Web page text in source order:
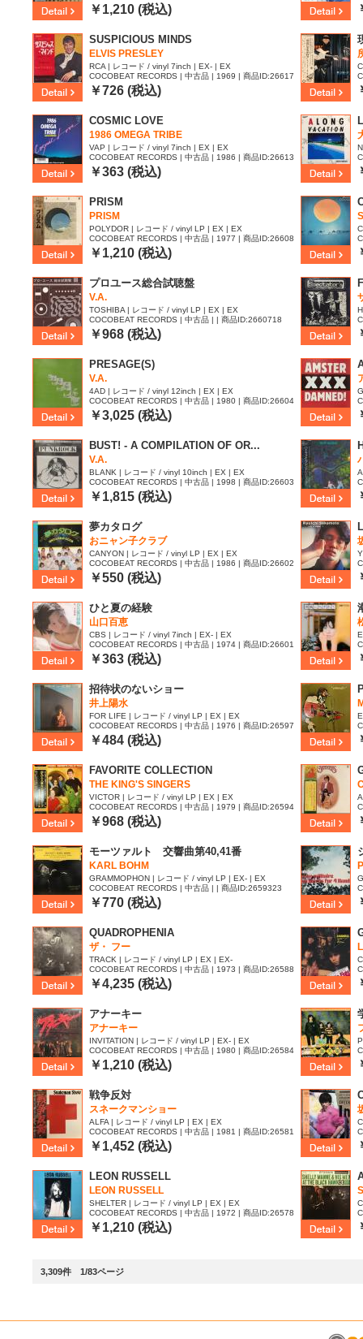
86
￥1,210 (税込)
SUSPICIOUS MINDS
ELVIS PRESLEY
RCA | レコード / vinyl 7inch | EX- | EX
COCOBEAT RECORDS | 中古品 | 1969 | 商品ID:26617
77
￥726 (税込)
COSMIC LOVE
1986 OMEGA TRIBE
VAP | レコード / vinyl 7inch | EX | EX
COCOBEAT RECORDS | 中古品 | 1986 | 商品ID:26613
62
￥363 (税込)
PRISM
PRISM
POLYDOR | レコード / vinyl LP | EX | EX
COCOBEAT RECORDS | 中古品 | 1977 | 商品ID:26608
56
￥1,210 (税込)
プロユース総合試聴盤
V.A.
TOSHIBA | レコード / vinyl LP | EX | EX
COCOBEAT RECORDS | 中古品 | | 商品ID:2660718
￥968 (税込)
PRESAGE(S)
V.A.
4AD | レコード / vinyl 12inch | EX | EX
COCOBEAT RECORDS | 中古品 | 1980 | 商品ID:26604
17
￥3,025 (税込)
BUST! - A COMPILATION OF OR...
V.A.
BLANK | レコード / vinyl 10inch | EX | EX
COCOBEAT RECORDS | 中古品 | 1998 | 商品ID:26603
85
￥1,815 (税込)
夢カタログ
おニャン子クラブ
CANYON | レコード / vinyl LP | EX | EX
COCOBEAT RECORDS | 中古品 | 1986 | 商品ID:26602
68
￥550 (税込)
ひと夏の経験
山口百恵
CBS | レコード / vinyl 7inch | EX- | EX
COCOBEAT RECORDS | 中古品 | 1974 | 商品ID:26601
30
￥363 (税込)
招待状のないショー
井上陽水
FOR LIFE | レコード / vinyl LP | EX | EX
COCOBEAT RECORDS | 中古品 | 1976 | 商品ID:26597
72
￥484 (税込)
FAVORITE COLLECTION
THE KING'S SINGERS
VICTOR | レコード / vinyl LP | EX | EX
COCOBEAT RECORDS | 中古品 | 1979 | 商品ID:26594
24
￥968 (税込)
モーツァルト 交響曲第40,41番
KARL BOHM
GRAMMOPHON | レコード / vinyl LP | EX- | EX
COCOBEAT RECORDS | 中古品 | | 商品ID:2659323
￥770 (税込)
QUADROPHENIA
ザ・ フー
TRACK | レコード / vinyl LP | EX | EX-
COCOBEAT RECORDS | 中古品 | 1973 | 商品ID:26588
38
￥4,235 (税込)
アナーキー
アナーキー
INVITATION | レコード / vinyl LP | EX- | EX
COCOBEAT RECORDS | 中古品 | 1980 | 商品ID:26584
51
￥1,210 (税込)
戦争反対
スネークマンショー
ALFA | レコード / vinyl LP | EX | EX
COCOBEAT RECORDS | 中古品 | 1981 | 商品ID:26581
26
￥1,452 (税込)
LEON RUSSELL
LEON RUSSELL
SHELTER | レコード / vinyl LP | EX | EX
COCOBEAT RECORDS | 中古品 | 1972 | 商品ID:26578
96
￥1,210 (税込)
3,309件 1/83ページ